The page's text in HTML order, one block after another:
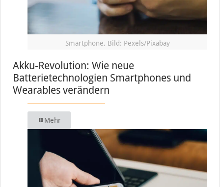
Smartphone, Bild: Pexels/Pixabay
Akku-Revolution: Wie neue
Batterietechnologien Smartphones und
Wearables verändern
Mehr